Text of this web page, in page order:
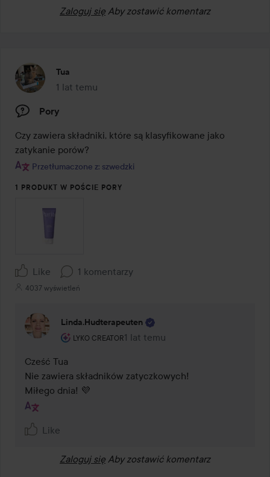
Zaloguj się Aby zostawić komentarz
Tua
1 lat temu
Post został utworzony 1 lat temu
Pory
Czy zawiera składniki, które są klasyfikowane jako
zatykanie porów?
Przetłumaczone z: szwedzki
1 PRODUKT W POŚCIE PORY
Like 1 komentarzy
4037 wyświetleń
Linda.hudterapeuten
LYKO CREATOR
Rola użytkownika: Lyko Creator.
1 lat temu
Komentarz został dodany 1 lat
Cześć Tua
Nie zawiera składników zatyczkowych!
Miłego dnia! 💜
Like
Zaloguj się Aby zostawić komentarz